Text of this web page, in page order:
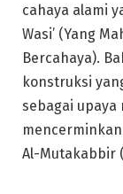
cahaya alami
Wasi’ (Yang
Bercahaya).
konstruksi
sebagai upaya
Al-Mutakabbir